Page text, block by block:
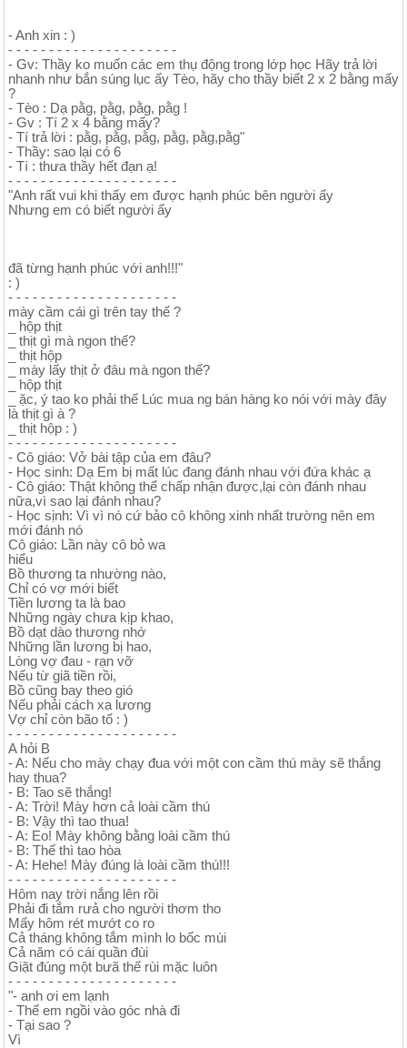
- Anh xin : )
- - - - - - - - - - - - - - - - - - - - -
- Gv: Thầy ko muốn các em thụ động trong lớp học Hãy trả lời
nhanh như bắn súng lục ấy Tèo, hãy cho thầy biết 2 x 2 bằng mấy
?
- Tèo : Dạ pằg, pằg, pằg, pằg !
- Gv : Tí 2 x 4 bằng mấy?
- Tí trả lời : pằg, pằg, pằg, pằg, pằg,pằg"
- Thầy: sao lại có 6
- Tí : thưa thầy hết đạn ạ!
- - - - - - - - - - - - - - - - - - - - -
"Anh rất vui khi thấy em được hạnh phúc bên người ấy
Nhưng em có biết người ấy
đã từng hạnh phúc với anh!!!"
: )
- - - - - - - - - - - - - - - - - - - - -
mày cầm cái gì trên tay thế ?
_ hộp thịt
_ thịt gì mà ngon thế?
_ thịt hộp
_ mày lấy thịt ở đâu mà ngon thế?
_ hộp thịt
_ ặc, ý tao ko phải thế Lúc mua ng bán hàng ko nói với mày đây
là thịt gì à ?
_ thịt hộp : )
- - - - - - - - - - - - - - - - - - - - -
- Cô giáo: Vở bài tập của em đâu?
- Học sinh: Dạ Em bị mất lúc đang đánh nhau với đứa khác ạ
- Cô giáo: Thật không thể chấp nhận được,lại còn đánh nhau
nữa,vì sao lại đánh nhau?
- Học sịnh: Vì vì nó cứ bảo cô không xinh nhất trường nên em
mới đánh nó
Cô giáo: Lần này cô bỏ wa
hiểu
Bồ thương ta nhường nào,
Chỉ có vợ mới biết
Tiền lương ta là bao
Những ngày chưa kịp khao,
Bồ dạt dào thương nhớ
Những lần lương bị hao,
Lòng vợ đau - rạn vỡ
Nếu từ giã tiền rồi,
Bồ cũng bay theo gió
Nếu phải cách xa lương
Vợ chỉ còn bão tố : )
- - - - - - - - - - - - - - - - - - - - -
A hỏi B
- A: Nếu cho mày chạy đua với một con cầm thú mày sẽ thắng
hay thua?
- B: Tao sẽ thắng!
- A: Trời! Mày hơn cả loài cầm thú
- B: Vậy thì tao thua!
- A: Eo! Mày không bằng loài cầm thú
- B: Thế thì tao hòa
- A: Hehe! Mày đúng là loài cầm thú!!!
- - - - - - - - - - - - - - - - - - - - -
Hôm nay trời nắng lên rồi
Phải đi tắm rưả cho người thơm tho
Mấy hôm rét mướt co ro
Cả tháng không tắm mình lo bốc mùi
Cả năm có cái quần đùi
Giặt đúng một bưã thế rùi mặc luôn
- - - - - - - - - - - - - - - - - - - - -
"- anh ơi em lạnh
- Thế em ngồi vào góc nhà đi
- Tại sao ?
Vì